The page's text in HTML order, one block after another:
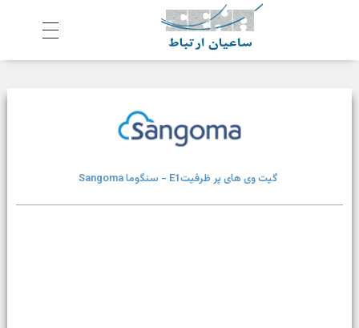
ش
رکت ساعیان ارتباط آینده پیشرو یکپارچگی و امنیت در ارتباط
گیت وی های پر ظرفیتE1 - سنگوما Sangoma